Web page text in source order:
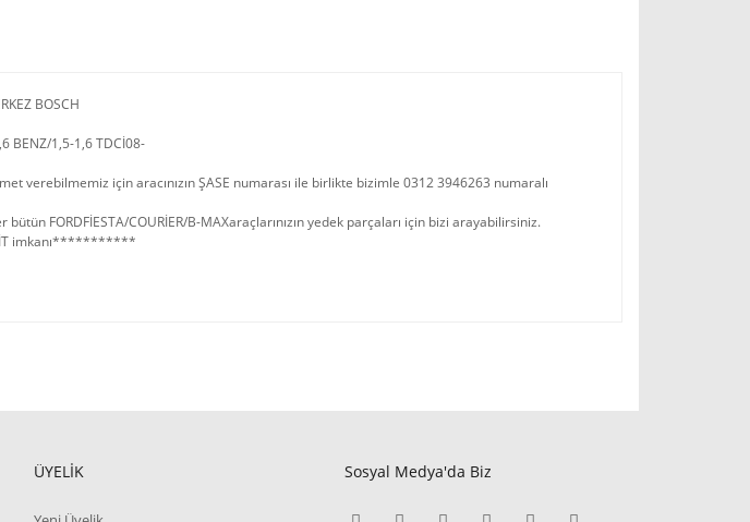
BOSCH
BENZ/1,5-1,6 TDCİ08-
verebilmemiz için aracınızın ŞASE numarası ile birlikte bizimle 0312 3946263 numaralı
FORDFİESTA/COURİER/B-MAXaraçlarınızın yedek parçaları için bizi arayabilirsiniz.
imkanı***********
ÜYELİK Sosyal Medya'da Biz